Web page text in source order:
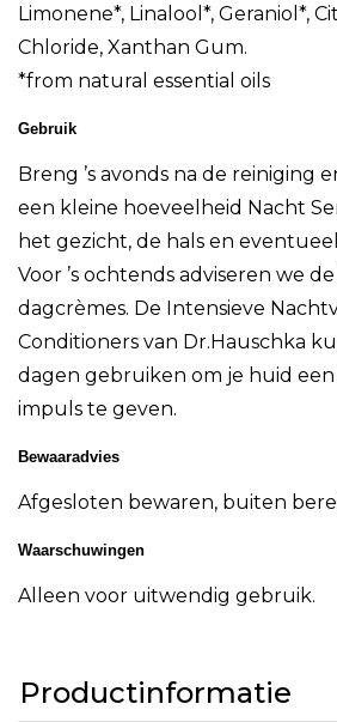
Limonene*, Linalool*, Geraniol*,
Chloride, Xanthan Gum.
*from natural essential oils
Gebruik
Breng ’s avonds na de reiniging
een kleine hoeveelheid Nacht
het gezicht, de hals en
Voor ’s ochtends adviseren we
dagcrèmes. De Intensieve
Conditioners van Dr.Hauschka
dagen gebruiken om je huid
impuls te geven.
Bewaaradvies
Afgesloten bewaren, buiten
Waarschuwingen
Alleen voor uitwendig gebruik.
Productinformatie